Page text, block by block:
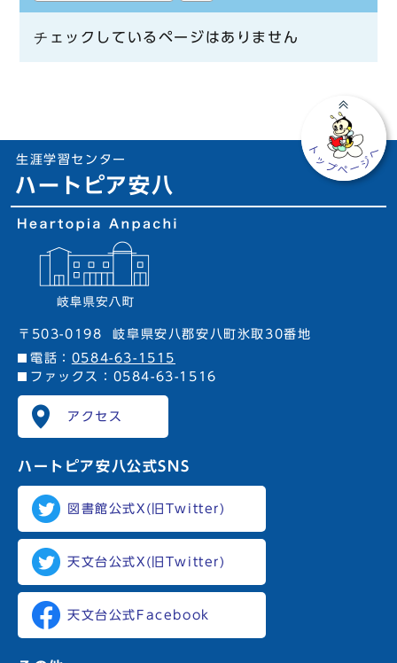
チェックしているページはありません
生涯学習センター
ハートピア安八
〒503-0198
岐阜県安八郡安八町氷取30番地
電話： 0584-63-1515
ファックス：0584-63-1516
アクセス
ハートピア安八公式SNS
図書館公式X(旧Twitter)
天文台公式X(旧Twitter)
天文台公式Facebook